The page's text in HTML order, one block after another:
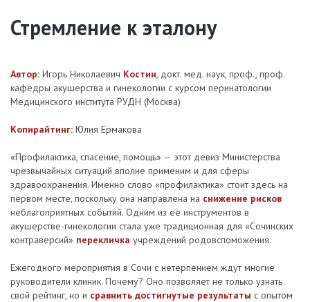
Стремление к эталону
Автор: Игорь Николаевич Костин, докт. мед. наук, проф., проф.
кафедры акушерства и гинекологии с курсом перинатологии
Медицинского института РУДН (Москва)
Копирайтинг: Юлия Ермакова
«Профилактика, спасение, помощь» — этот девиз Министерства
чрезвычайных ситуаций вполне применим и для сферы
здравоохранения. Именно слово «профилактика» стоит здесь на
первом месте, поскольку она направлена на снижение рисков
неблагоприятных событий. Одним из её инструментов в
акушерстве-гинекологии стала уже традиционная для «Сочинских
контраверсий» перекличка учреждений родовспоможения.
Ежегодного мероприятия в Сочи с нетерпением ждут многие
руководители клиник. Почему? Оно позволяет не только узнать
свой рейтинг, но и сравнить достигнутые результаты с опытом